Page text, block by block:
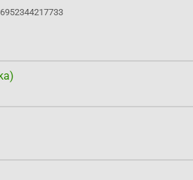
6952344217733